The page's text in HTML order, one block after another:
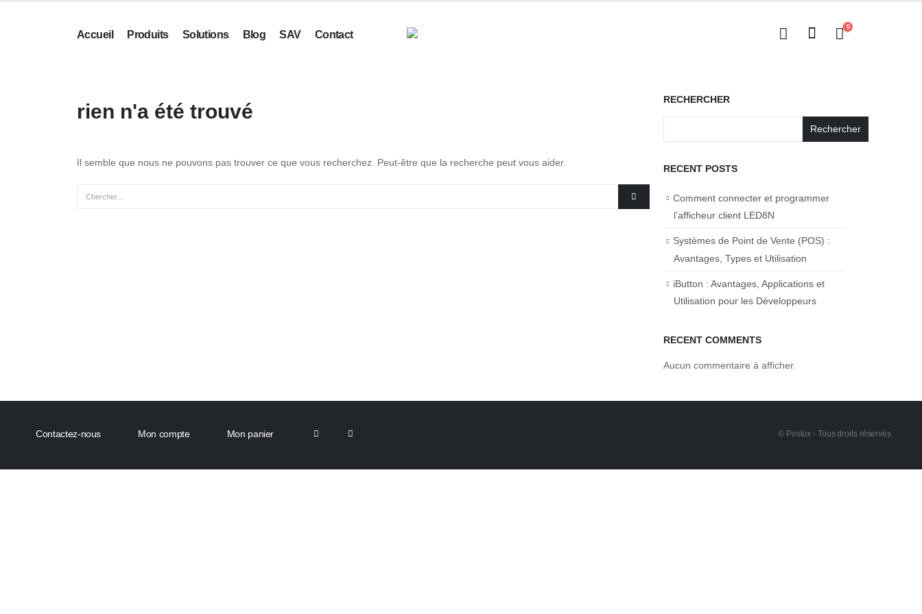
Accueil Produits Solutions Blog SAV Contact
0
rien n'a été trouvé
Il semble que nous ne pouvons pas trouver ce que vous recherchez. Peut-être que la recherche peut vous aider.
RECHERCHER
Rechercher
RECENT POSTS
Comment connecter et programmer
l’afficheur client LED8N
Systèmes de Point de Vente (POS) :
Avantages, Types et Utilisation
iButton : Avantages, Applications et
Utilisation pour les Développeurs
RECENT COMMENTS
Aucun commentaire à afficher.
Contactez-nous Mon compte Mon panier © Poslux - Tous droits réservés